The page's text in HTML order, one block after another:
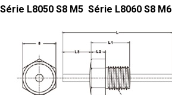
Série L8050 S8 M5 Série L8060 S8 M6